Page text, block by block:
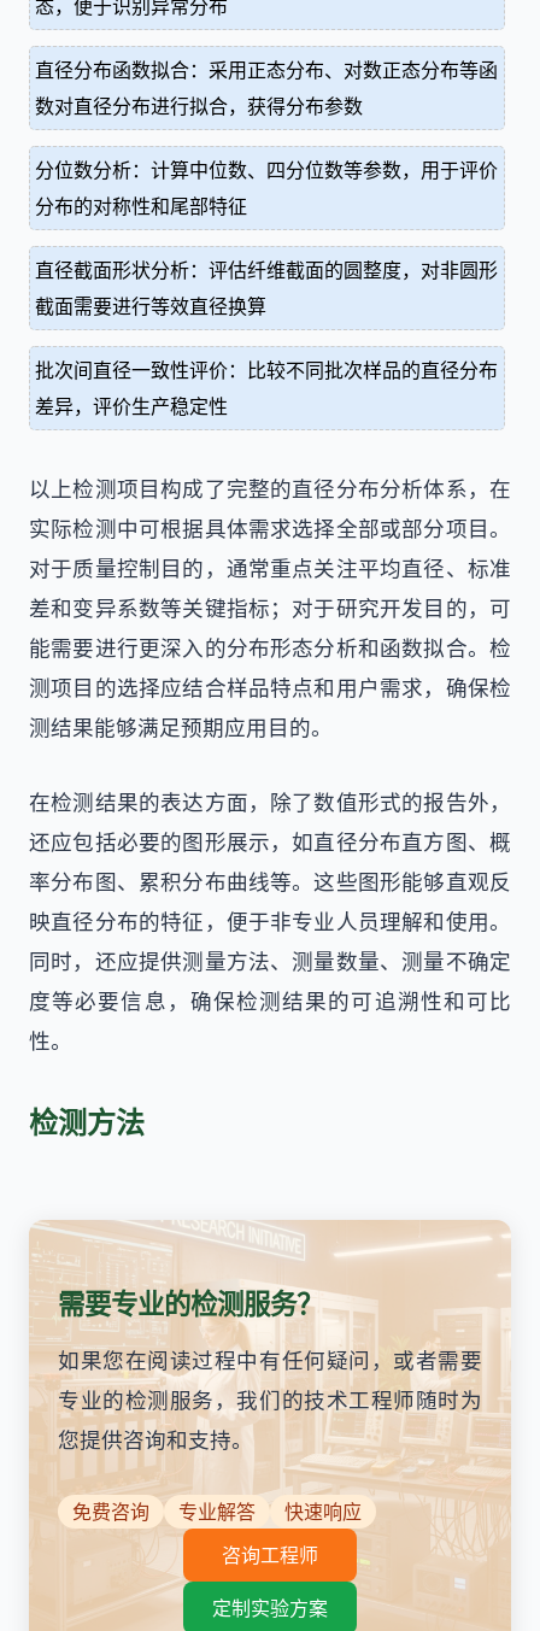
态，便于识别异常分布
直径分布函数拟合：采用正态分布、对数正态分布等函
数对直径分布进行拟合，获得分布参数
分位数分析：计算中位数、四分位数等参数，用于评价
分布的对称性和尾部特征
直径截面形状分析：评估纤维截面的圆整度，对非圆形
截面需要进行等效直径换算
批次间直径一致性评价：比较不同批次样品的直径分布
差异，评价生产稳定性
以上检测项目构成了完整的直径分布分析体系，在
实际检测中可根据具体需求选择全部或部分项目。
对于质量控制目的，通常重点关注平均直径、标准
差和变异系数等关键指标；对于研究开发目的，可
能需要进行更深入的分布形态分析和函数拟合。检
测项目的选择应结合样品特点和用户需求，确保检
测结果能够满足预期应用目的。
在检测结果的表达方面，除了数值形式的报告外，
还应包括必要的图形展示，如直径分布直方图、概
率分布图、累积分布曲线等。这些图形能够直观反
映直径分布的特征，便于非专业人员理解和使用。
同时，还应提供测量方法、测量数量、测量不确定
度等必要信息，确保检测结果的可追溯性和可比
性。
检测方法
需要专业的检测服务？
如果您在阅读过程中有任何疑问，或者需要
专业的检测服务，我们的技术工程师随时为
您提供咨询和支持。
免费咨询 专业解答
快速响应
咨询工程师
定制实验方案